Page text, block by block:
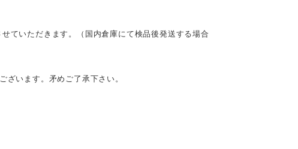
ていただきます。（国内倉庫にて検品後発送する場合
います。矛めご了承下さい。